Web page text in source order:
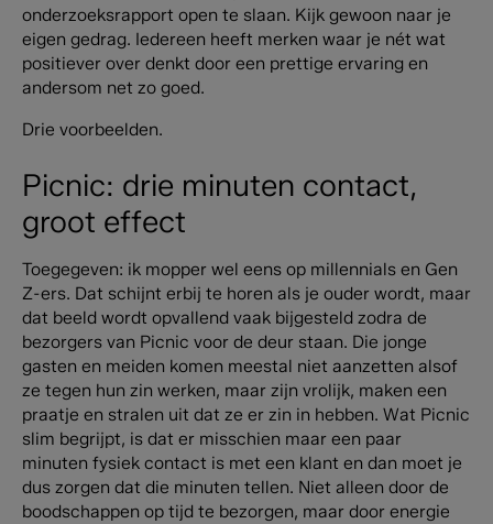
onderzoeksrapport open te slaan. Kijk gewoon naar je
eigen gedrag. Iedereen heeft merken waar je nét wat
positiever over denkt door een prettige ervaring en
andersom net zo goed.
Drie voorbeelden.
Picnic: drie minuten contact,
groot effect
Toegegeven: ik mopper wel eens op millennials en Gen
Z-ers. Dat schijnt erbij te horen als je ouder wordt, maar
dat beeld wordt opvallend vaak bijgesteld zodra de
bezorgers van Picnic voor de deur staan. Die jonge
gasten en meiden komen meestal niet aanzetten alsof
ze tegen hun zin werken, maar zijn vrolijk, maken een
praatje en stralen uit dat ze er zin in hebben. Wat Picnic
slim begrijpt, is dat er misschien maar een paar
minuten fysiek contact is met een klant en dan moet je
dus zorgen dat die minuten tellen. Niet alleen door de
boodschappen op tijd te bezorgen, maar door energie